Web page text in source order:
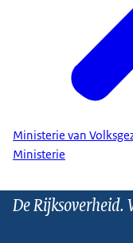
Ministerie van
Ministerie
De Rijksoverheid.